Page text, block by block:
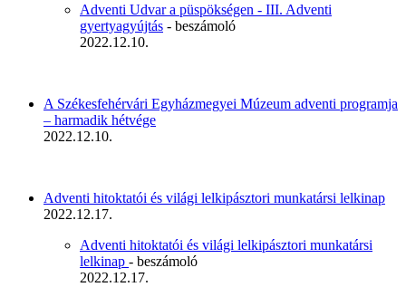
Adventi Udvar a püspökségen - III. Adventi
gyertyagyújtás - beszámoló
2022.12.10.
A Székesfehérvári Egyházmegyei Múzeum adventi programja
– harmadik hétvége
2022.12.10.
Adventi hitoktatói és világi lelkipásztori munkatársi lelkinap
2022.12.17.
Adventi hitoktatói és világi lelkipásztori munkatársi
lelkinap - beszámoló
2022.12.17.